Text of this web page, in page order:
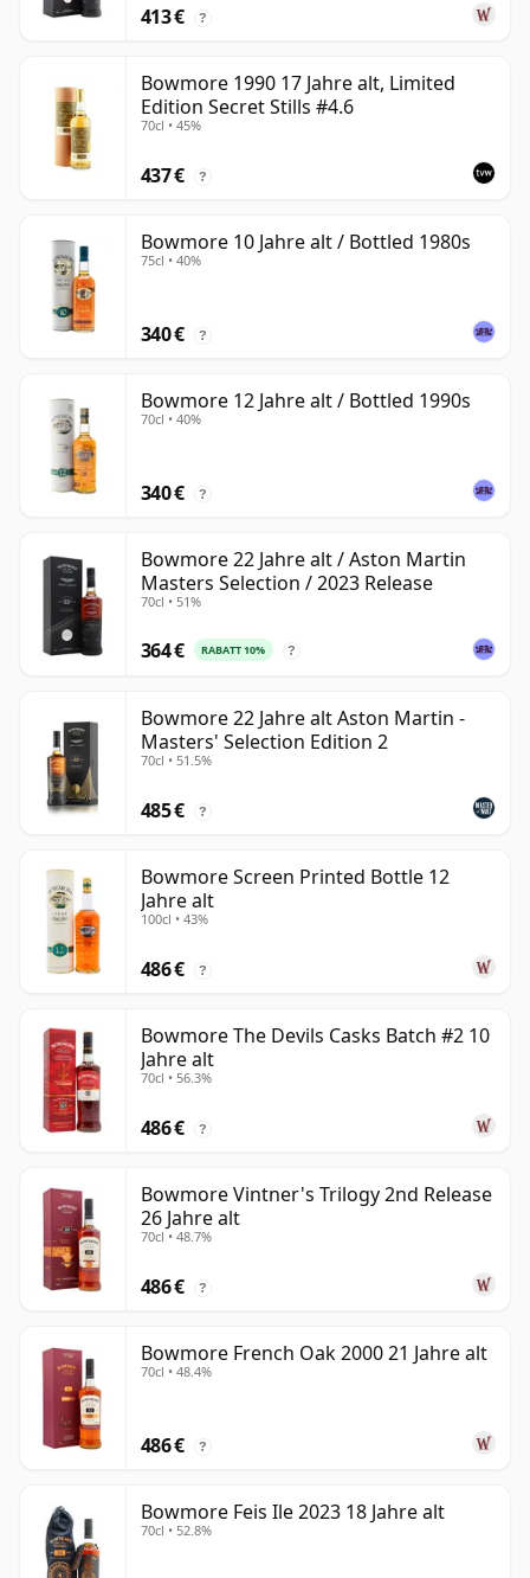
413 € ?
Bowmore 1990 17 Jahre alt, Limited
Edition Secret Stills #4.6
70cl • 45%
437 € ?
Bowmore 10 Jahre alt / Bottled 1980s
75cl • 40%
340 € ?
Bowmore 12 Jahre alt / Bottled 1990s
70cl • 40%
340 € ?
Bowmore 22 Jahre alt / Aston Martin
Masters Selection / 2023 Release
70cl • 51%
364 € RABATT 10% ?
Bowmore 22 Jahre alt Aston Martin -
Masters' Selection Edition 2
70cl • 51.5%
485 € ?
Bowmore Screen Printed Bottle 12
Jahre alt
100cl • 43%
486 € ?
Bowmore The Devils Casks Batch #2 10
Jahre alt
70cl • 56.3%
486 € ?
Bowmore Vintner's Trilogy 2nd Release
26 Jahre alt
70cl • 48.7%
486 € ?
Bowmore French Oak 2000 21 Jahre alt
70cl • 48.4%
486 € ?
Bowmore Feis Ile 2023 18 Jahre alt
70cl • 52.8%